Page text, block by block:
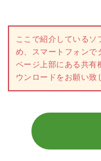
ここで紹介しているソ
め、スマートフォンで
ページ上部にある共有
ウンロードをお願い致